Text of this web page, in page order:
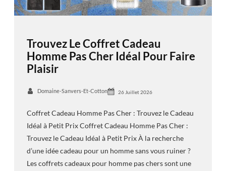
Trouvez Le Coffret Cadeau
Homme Pas Cher Idéal Pour Faire
Plaisir
Domaine-Sanvers-Et-Cotton 26 Juillet 2026
Coffret Cadeau Homme Pas Cher : Trouvez le Cadeau
Idéal à Petit Prix Coffret Cadeau Homme Pas Cher :
Trouvez le Cadeau Idéal à Petit Prix À la recherche
d’une idée cadeau pour un homme sans vous ruiner ?
Les coffrets cadeaux pour homme pas chers sont une